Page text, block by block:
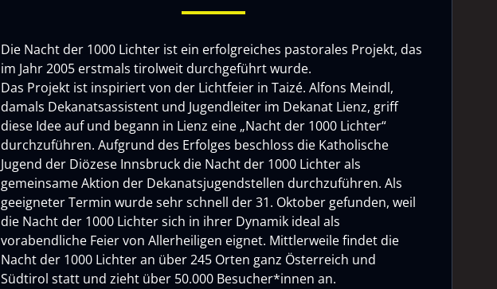
Die Nacht der 1000 Lichter ist ein erfolgreiches pastorales Projekt, das
im Jahr 2005 erstmals tirolweit durchgeführt wurde.
Das Projekt ist inspiriert von der Lichtfeier in Taizé. Alfons Meindl,
damals Dekanatsassistent und Jugendleiter im Dekanat Lienz, griff
diese Idee auf und begann in Lienz eine „Nacht der 1000 Lichter“
durchzuführen. Aufgrund des Erfolges beschloss die Katholische
Jugend der Diözese Innsbruck die Nacht der 1000 Lichter als
gemeinsame Aktion der Dekanatsjugendstellen durchzuführen. Als
geeigneter Termin wurde sehr schnell der 31. Oktober gefunden, weil
die Nacht der 1000 Lichter sich in ihrer Dynamik ideal als
vorabendliche Feier von Allerheiligen eignet. Mittlerweile findet die
Nacht der 1000 Lichter an über 245 Orten ganz Österreich und
Südtirol statt und zieht über 50.000 Besucher*innen an.